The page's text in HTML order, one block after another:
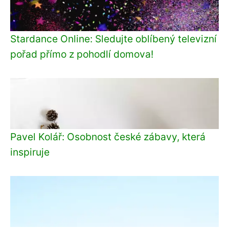
Stardance Online: Sledujte oblíbený televizní
pořad přímo z pohodlí domova!
Pavel Kolář: Osobnost české zábavy, která
inspiruje